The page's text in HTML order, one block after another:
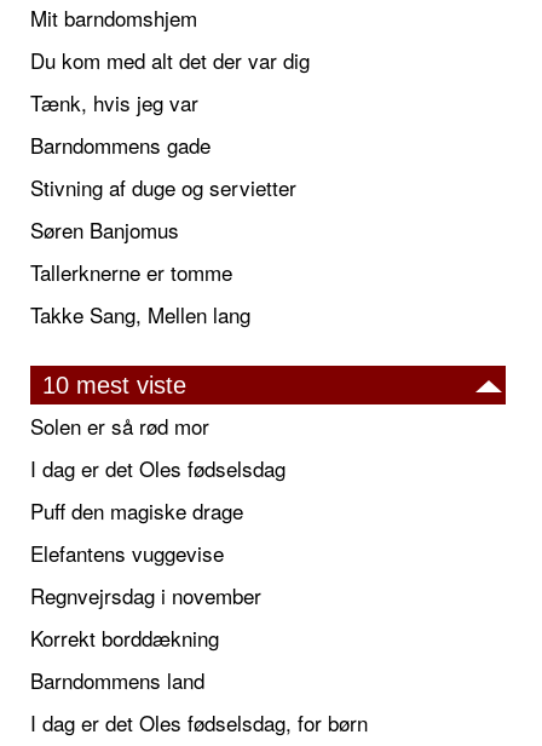
Mit barndomshjem
Du kom med alt det der var dig
Tænk, hvis jeg var
Barndommens gade
Stivning af duge og servietter
Søren Banjomus
Tallerknerne er tomme
Takke Sang, Mellen lang
10 mest viste
Solen er så rød mor
I dag er det Oles fødselsdag
Puff den magiske drage
Elefantens vuggevise
Regnvejrsdag i november
Korrekt borddækning
Barndommens land
I dag er det Oles fødselsdag, for børn